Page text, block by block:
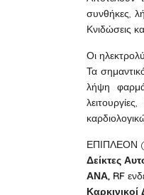
συνθήκες,
Κνιδώσεις
Οι
Τα
λήψη
ΕΠΙΠΛΕΟΝ
Δείκτες
ΑΝΑ, RF
Καρκινικοί